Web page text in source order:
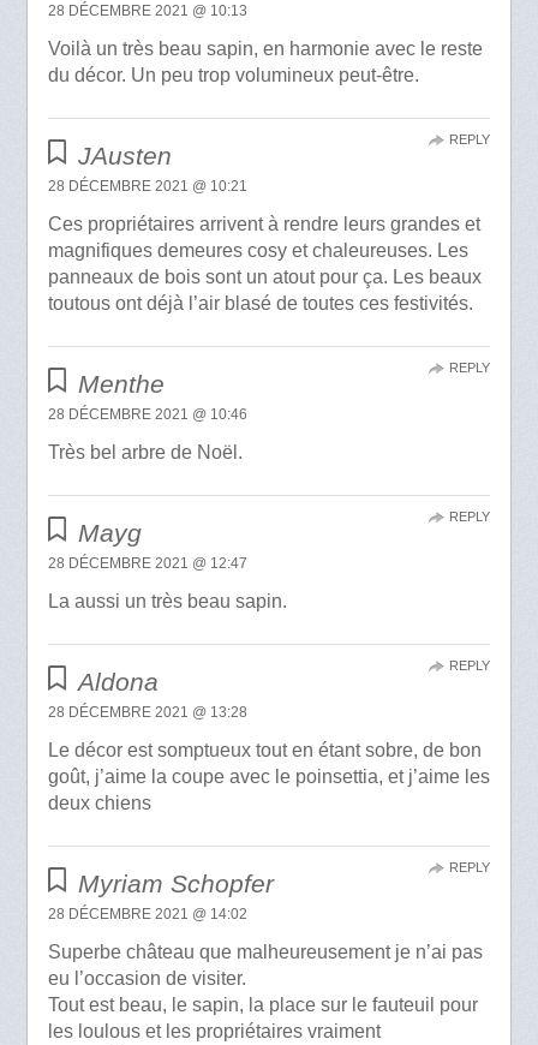
28 DÉCEMBRE 2021 @ 10:13
Voilà un très beau sapin, en harmonie avec le reste
du décor. Un peu trop volumineux peut-être.
JAusten
28 DÉCEMBRE 2021 @ 10:21
Ces propriétaires arrivent à rendre leurs grandes et
magnifiques demeures cosy et chaleureuses. Les
panneaux de bois sont un atout pour ça. Les beaux
toutous ont déjà l’air blasé de toutes ces festivités.
REPLY
Menthe
28 DÉCEMBRE 2021 @ 10:46
Très bel arbre de Noël.
REPLY
Mayg
28 DÉCEMBRE 2021 @ 12:47
La aussi un très beau sapin.
REPLY
Aldona
28 DÉCEMBRE 2021 @ 13:28
Le décor est somptueux tout en étant sobre, de bon
goût, j’aime la coupe avec le poinsettia, et j’aime les
deux chiens
REPLY
Myriam Schopfer
28 DÉCEMBRE 2021 @ 14:02
Superbe château que malheureusement je n’ai pas
eu l’occasion de visiter.
Tout est beau, le sapin, la place sur le fauteuil pour
les loulous et les propriétaires vraiment
REPLY